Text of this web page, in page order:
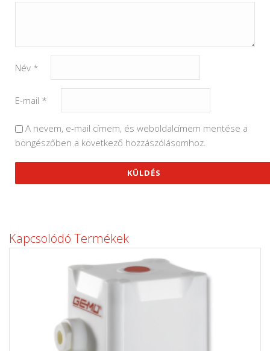
Név *
E-mail *
A nevem, e-mail címem, és weboldalcímem mentése a
böngészőben a következő hozzászólásomhoz.
Kapcsolódó Termékek